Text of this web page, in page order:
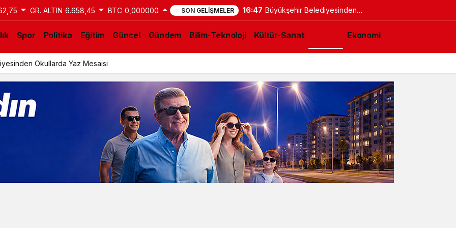
GR. ALTIN 6.658,45 BTC 0,000000 SON GELIŞMELER 16:47 Büyükşehir Belediyesinden
Okullarda Yaz Mesaisi
Spor Politika Eğitim Güncel Gündem Bilim-Teknoloji Kültür-Sanat Ekonomi
Okullarda Yaz Mesaisi